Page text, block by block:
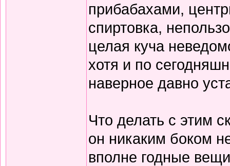
прибабахами,
спиртовка,
целая куча
хотя и по
наверное давно
Что делать с этим
он никаким боком
вполне годные